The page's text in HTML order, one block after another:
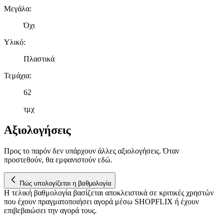
Μεγάλα:
Όχι
Υλικό:
Πλαστικά
Τεμάχια:
62
τμχ
Αξιολογήσεις
Προς το παρόν δεν υπάρχουν άλλες αξιολογήσεις. Όταν
προστεθούν, θα εμφανιστούν εδώ.
Πώς υπολογίζεται η βαθμολογία
Η τελική βαθμολογία βασίζεται αποκλειστικά σε κριτικές χρηστών
που έχουν πραγματοποιήσει αγορά μέσω SHOPFLIX ή έχουν
επιβεβαιώσει την αγορά τους.